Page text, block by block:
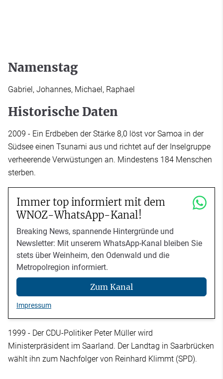
Namenstag
Gabriel, Johannes, Michael, Raphael
Historische Daten
2009 - Ein Erdbeben der Stärke 8,0 löst vor Samoa in der
Südsee einen Tsunami aus und richtet auf der Inselgruppe
verheerende Verwüstungen an. Mindestens 184 Menschen
sterben.
Immer top informiert mit dem
WNOZ-WhatsApp-Kanal!
Breaking News, spannende Hintergründe und
Newsletter: Mit unserem WhatsApp-Kanal bleiben Sie
stets über Weinheim, den Odenwald und die
Metropolregion informiert.
Zum Kanal
Impressum
1999 - Der CDU-Politiker Peter Müller wird
Ministerpräsident im Saarland. Der Landtag in Saarbrücken
wählt ihn zum Nachfolger von Reinhard Klimmt (SPD).